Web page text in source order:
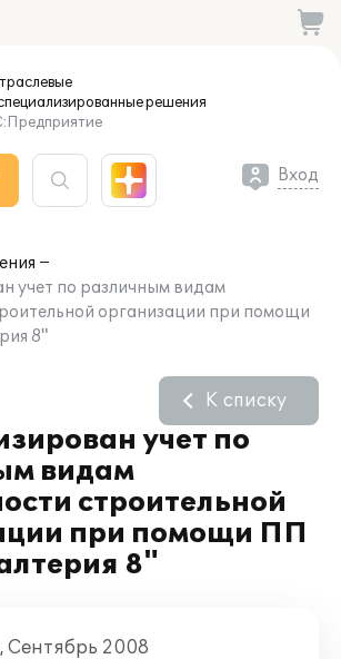
решения
Вход
учет по различным видам
организации при помощи
8"
учет по
видам
строительной
при помощи ПП
8"
К списку
Сентябрь 2008